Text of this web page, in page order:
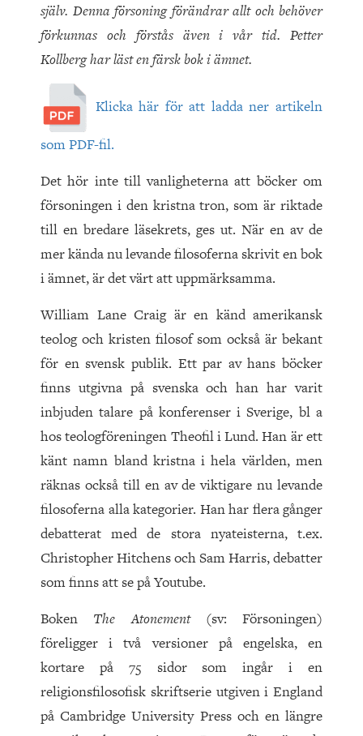
själv. Denna försoning förändrar allt och behöver
förkunnas och förstås även i vår tid. Petter
Kollberg har läst en färsk bok i ämnet.
Klicka här för att ladda ner artikeln
som PDF-fil.
Det hör inte till vanligheterna att böcker om
försoningen i den kristna tron, som är riktade
till en bredare läsekrets, ges ut. När en av de
mer kända nu levande filosoferna skrivit en bok
i ämnet, är det värt att uppmärksamma.
William Lane Craig är en känd amerikansk
teolog och kristen filosof som också är bekant
för en svensk publik. Ett par av hans böcker
finns utgivna på svenska och han har varit
inbjuden talare på konferenser i Sverige, bl a
hos teologföreningen Theofil i Lund. Han är ett
känt namn bland kristna i hela världen, men
räknas också till en av de viktigare nu levande
filosoferna alla kategorier. Han har flera gånger
debatterat med de stora nyateisterna, t.ex.
Christopher Hitchens och Sam Harris, debatter
som finns att se på Youtube.
Boken The Atonement(sv: Försoningen)
föreligger i två versioner på engelska, en
kortare på 75 sidor som ingår i en
religionsfilosofisk skriftserie utgiven i England
på Cambridge University Press och en längre